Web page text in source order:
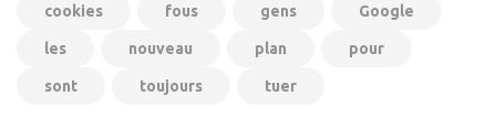
cookies fous gens Google
les nouveau plan pour
sont toujours tuer